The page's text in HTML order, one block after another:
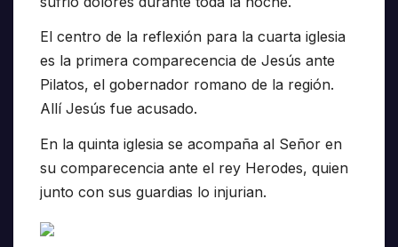
El centro de la reflexión para la cuarta iglesia
es la primera comparecencia de Jesús ante
Pilatos, el gobernador romano de la región.
Allí Jesús fue acusado.
En la quinta iglesia se acompaña al Señor en
su comparecencia ante el rey Herodes, quien
junto con sus guardias lo injurian.